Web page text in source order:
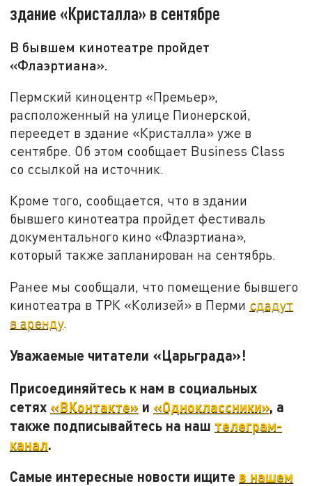
здание «Кристалла» в сентябре
В бывшем кинотеатре пройдет
«Флаэртиана».
Пермский киноцентр «Премьер»,
расположенный на улице Пионерской,
переедет в здание «Кристалла» уже в
сентябре. Об этом сообщает Business Class
со ссылкой на источник.
Кроме того, сообщается, что в здании
бывшего кинотеатра пройдет фестиваль
документального кино «Флаэртиана»,
который также запланирован на сентябрь.
Ранее мы сообщали, что помещение бывшего
кинотеатра в ТРК «Колизей» в Перми сдадут
в аренду.
Уважаемые читатели «Царьграда»!
Присоединяйтесь к нам в социальных
сетях «ВКонтакте» и «Одноклассники», а
также подписывайтесь на наш телеграм-
канал.
Самые интересные новости ищите в нашем